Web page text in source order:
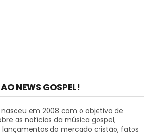
NEWS GOSPEL!
nasceu em 2008 com o objetivo de
as notícias da música gospel,
do mercado cristão, fatos